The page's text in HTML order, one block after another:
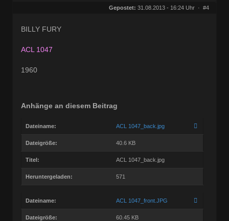
Gepostet: 31.08.2013 - 16:24 Uhr · #4
BILLY FURY
ACL 1047
1960
Anhänge an diesem Beitrag
Dateiname: ACL 1047_back.jpg
Dateigröße: 40.6 KB
Titel: ACL 1047_back.jpg
Heruntergeladen: 571
Dateiname: ACL 1047_front.JPG
Dateigröße: 60.45 KB